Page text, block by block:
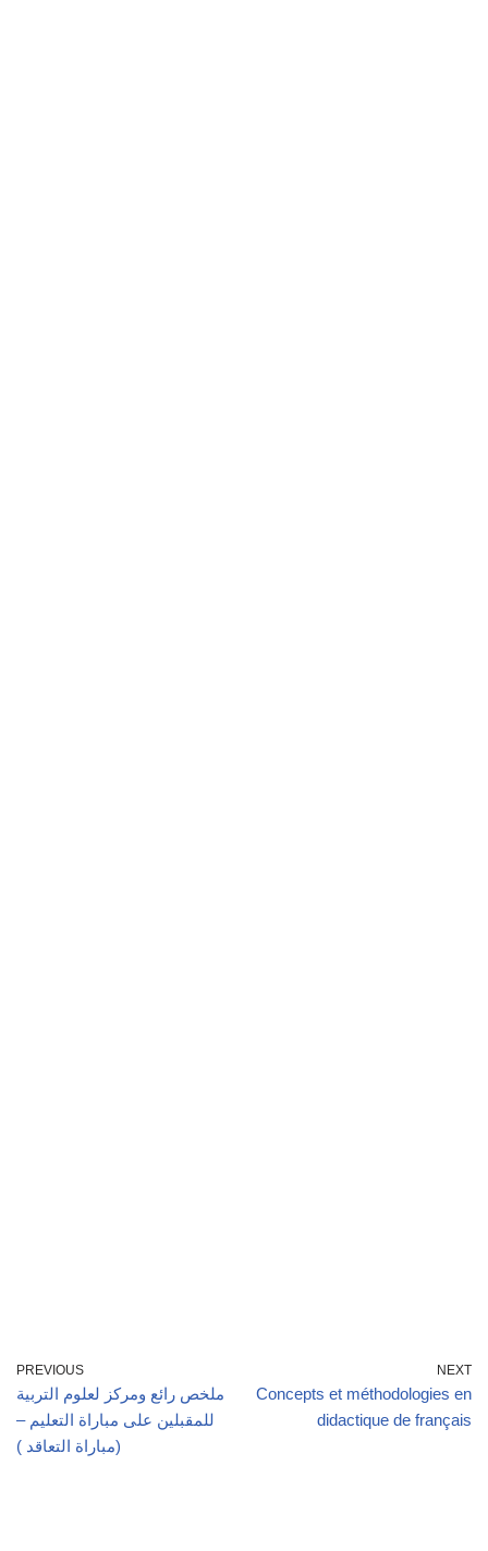
PREVIOUS
ملخص رائع ومركز لعلوم التربية
للمقبلين على مباراة التعليم –
(مباراة التعاقد )
NEXT
Concepts et méthodologies en
didactique de français